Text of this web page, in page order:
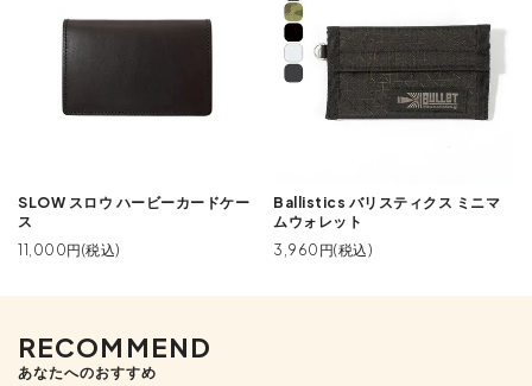
SLOW スロウ ハービーカードケー
ス
11,000円(税込)
Ballistics バリスティクス ミニマ
ムウォレット
3,960円(税込)
RECOMMEND
あなたへのおすすめ